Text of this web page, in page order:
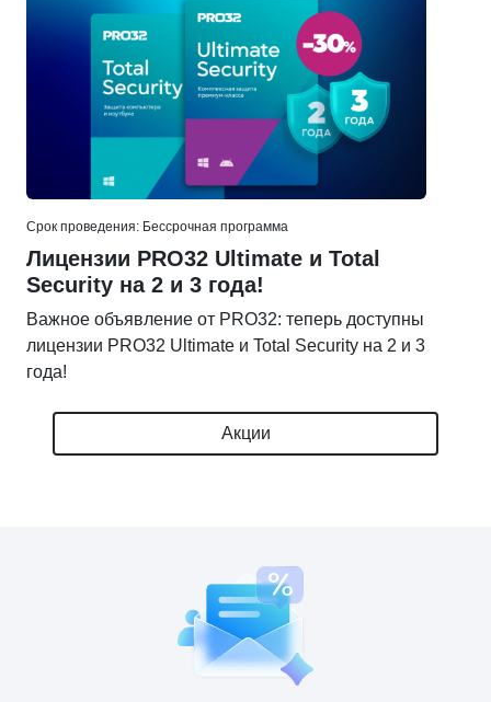
Срок проведения: Бессрочная программа
Лицензии PRO32 Ultimate и Total
Security на 2 и 3 года!
Важное объявление от PRO32: теперь доступны
лицензии PRO32 Ultimate и Total Security на 2 и 3
года!
Акции